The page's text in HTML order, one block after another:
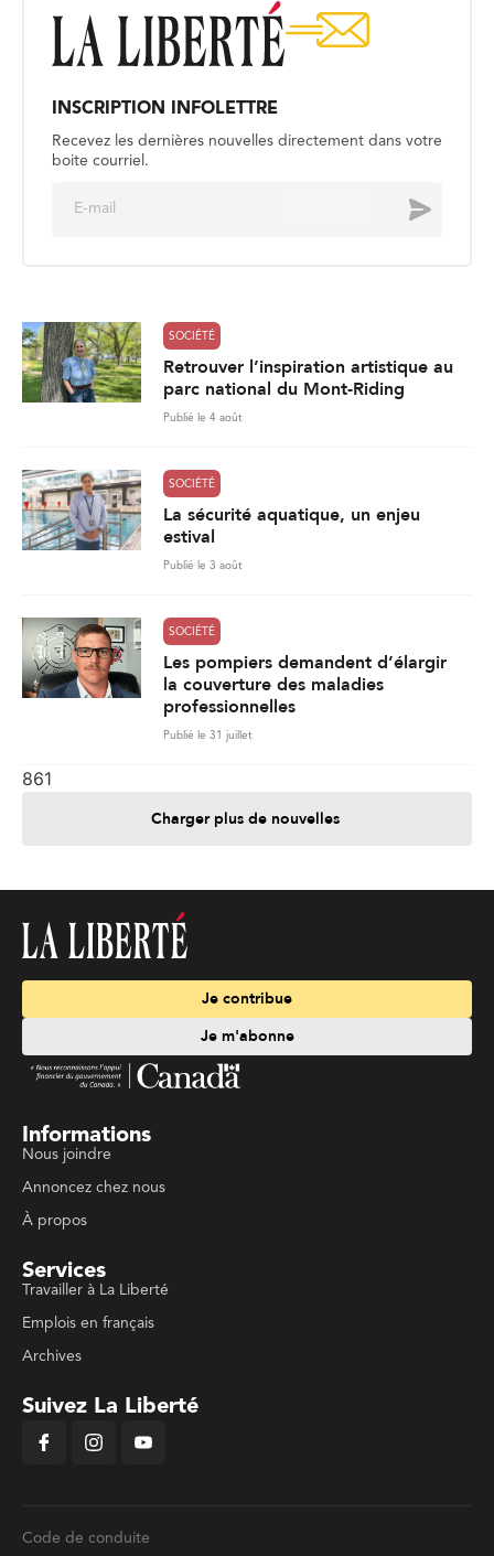
INSCRIPTION INFOLETTRE
Recevez les dernières nouvelles directement dans votre
boite courriel.
Envoyer
SOCIÉTÉ
Retrouver l’inspiration artistique au
parc national du Mont-Riding
Publié le 4 août
SOCIÉTÉ
La sécurité aquatique, un enjeu
estival
Publié le 3 août
SOCIÉTÉ
Les pompiers demandent d’élargir
la couverture des maladies
professionnelles
Publié le 31 juillet
861
Charger plus de nouvelles
Je contribue
Je m'abonne
Informations
Nous joindre
Annoncez chez nous
À propos
Services
Travailler à La Liberté
Emplois en français
Archives
Suivez La Liberté
Code de conduite